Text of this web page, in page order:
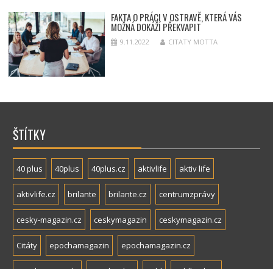
FAKTA O PRÁCI V OSTRAVĚ, KTERÁ VÁS
MOŽNÁ DOKÁŽÍ PŘEKVAPIT
9.11.2022 CITATY MOTTA
ŠTÍTKY
40 plus 40plus 40plus.cz aktivlife aktiv life
aktivlife.cz brilante brilante.cz centrumzprávy
cesky-magazin.cz ceskymagazin ceskymagazin.cz
Citáty epochamagazin epochamagazin.cz